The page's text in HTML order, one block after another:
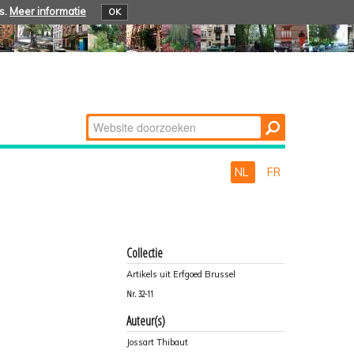
Meer informatie OK
Zoek
Geavanceerd
NL FR
Collectie
Artikels uit Erfgoed Brussel
Nr. 32-11
Auteur(s)
Jossart Thibaut